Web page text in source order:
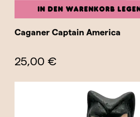
IN DEN WARENKORB LEGEN
Caganer Captain America
25,00 €